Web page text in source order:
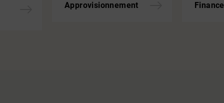
Approvisionnement